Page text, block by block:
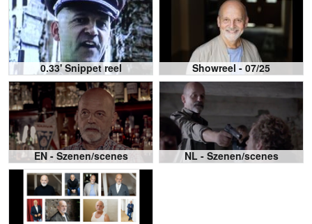
0.33' Snippet reel Showreel - 07/25
EN - Szenen/scenes NL - Szenen/scenes